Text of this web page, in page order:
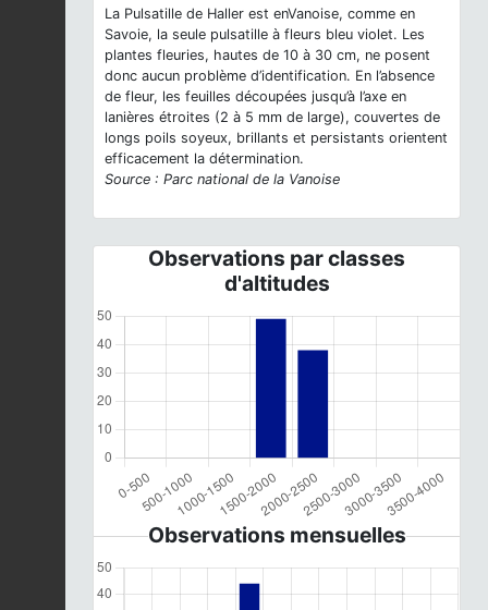
La Pulsatille de Haller est enVanoise, comme en
Savoie, la seule pulsatille à fleurs bleu violet. Les
plantes fleuries, hautes de 10 à 30 cm, ne posent
donc aucun problème d’identification. En l’absence
de fleur, les feuilles découpées jusqu’à l’axe en
lanières étroites (2 à 5 mm de large), couvertes de
longs poils soyeux, brillants et persistants orientent
efficacement la détermination.
Source : Parc national de la Vanoise
Observations par classes
d'altitudes
Observations mensuelles